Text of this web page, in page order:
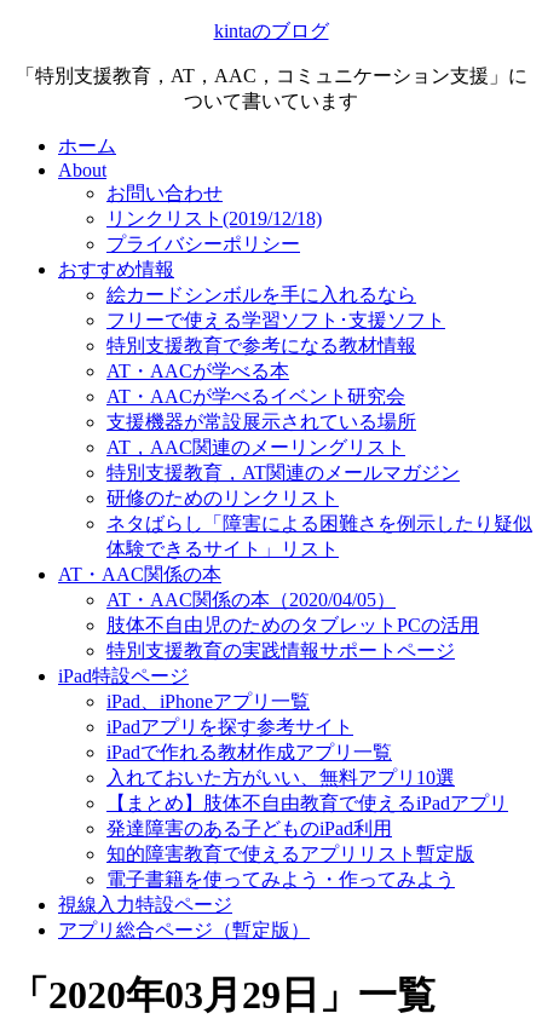
kintaのブログ
「特別支援教育，AT，AAC，コミュニケーション支援」に
ついて書いています
ホーム
About
お問い合わせ
リンクリスト(2019/12/18)
プライバシーポリシー
おすすめ情報
絵カードシンボルを手に入れるなら
フリーで使える学習ソフト･支援ソフト
特別支援教育で参考になる教材情報
AT・AACが学べる本
AT・AACが学べるイベント研究会
支援機器が常設展示されている場所
AT，AAC関連のメーリングリスト
特別支援教育，AT関連のメールマガジン
研修のためのリンクリスト
ネタばらし「障害による困難さを例示したり疑似
体験できるサイト」リスト
AT・AAC関係の本
AT・AAC関係の本（2020/04/05）
肢体不自由児のためのタブレットPCの活用
特別支援教育の実践情報サポートページ
iPad特設ページ
iPad、iPhoneアプリ一覧
iPadアプリを探す参考サイト
iPadで作れる教材作成アプリ一覧
入れておいた方がいい、無料アプリ10選
【まとめ】肢体不自由教育で使えるiPadアプリ
発達障害のある子どものiPad利用
知的障害教育で使えるアプリリスト暫定版
電子書籍を使ってみよう・作ってみよう
視線入力特設ページ
アプリ総合ページ（暫定版）
「 2020年03月29日 」 一覧